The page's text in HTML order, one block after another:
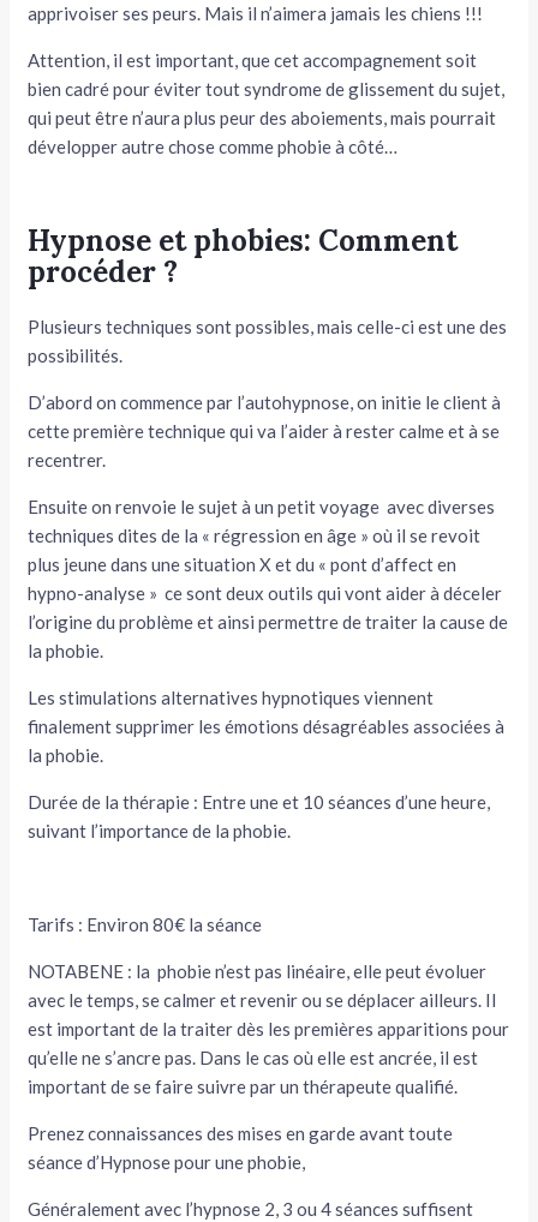
apprivoiser ses peurs. Mais il n’aimera jamais les chiens !!!
Attention, il est important, que cet accompagnement soit
bien cadré pour éviter tout syndrome de glissement du sujet,
qui peut être n’aura plus peur des aboiements, mais pourrait
développer autre chose comme phobie à côté…
Hypnose et phobies: Comment
procéder ?
Plusieurs techniques sont possibles, mais celle-ci est une des
possibilités.
D’abord on commence par l’autohypnose, on initie le client à
cette première technique qui va l’aider à rester calme et à se
recentrer.
Ensuite on renvoie le sujet à un petit voyage avec diverses
techniques dites de la « régression en âge » où il se revoit
plus jeune dans une situation X et du « pont d’affect en
hypno-analyse » ce sont deux outils qui vont aider à déceler
l’origine du problème et ainsi permettre de traiter la cause de
la phobie.
Les stimulations alternatives hypnotiques viennent
finalement supprimer les émotions désagréables associées à
la phobie.
Durée de la thérapie : Entre une et 10 séances d’une heure,
suivant l’importance de la phobie.
Tarifs : Environ 80€ la séance
NOTABENE : la phobie n’est pas linéaire, elle peut évoluer
avec le temps, se calmer et revenir ou se déplacer ailleurs. Il
est important de la traiter dès les premières apparitions pour
qu’elle ne s’ancre pas. Dans le cas où elle est ancrée, il est
important de se faire suivre par un thérapeute qualifié.
Prenez connaissances des mises en garde avant toute
séance d’Hypnose pour une phobie,
Généralement avec l’hypnose 2, 3 ou 4 séances suffisent